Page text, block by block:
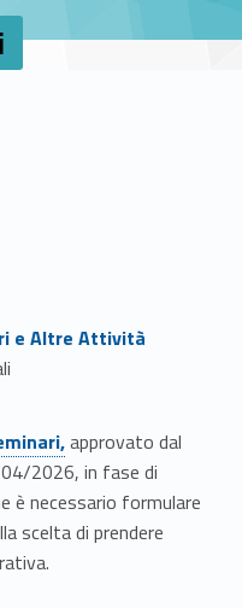
e Altre Attività
approvato dal
2026, in fase di
è necessario formulare
scelta di prendere